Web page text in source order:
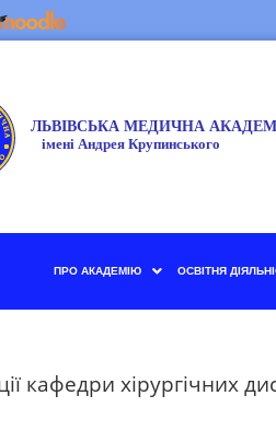
ПРО АКАДЕМІЮ ОСВІТНЯ
кафедри хірургічних